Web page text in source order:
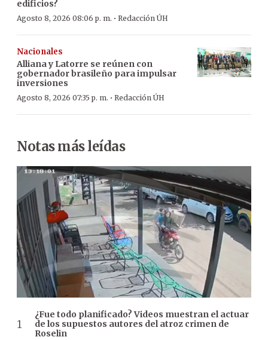
edificios?
Agosto 8, 2026 08:06 p. m. · Redacción ÚH
Nacionales
Alliana y Latorre se reúnen con
gobernador brasileño para impulsar
inversiones
Agosto 8, 2026 07:35 p. m. · Redacción ÚH
Notas más leídas
¿Fue todo planificado? Videos muestran el actuar
de los supuestos autores del atroz crimen de
Roselin